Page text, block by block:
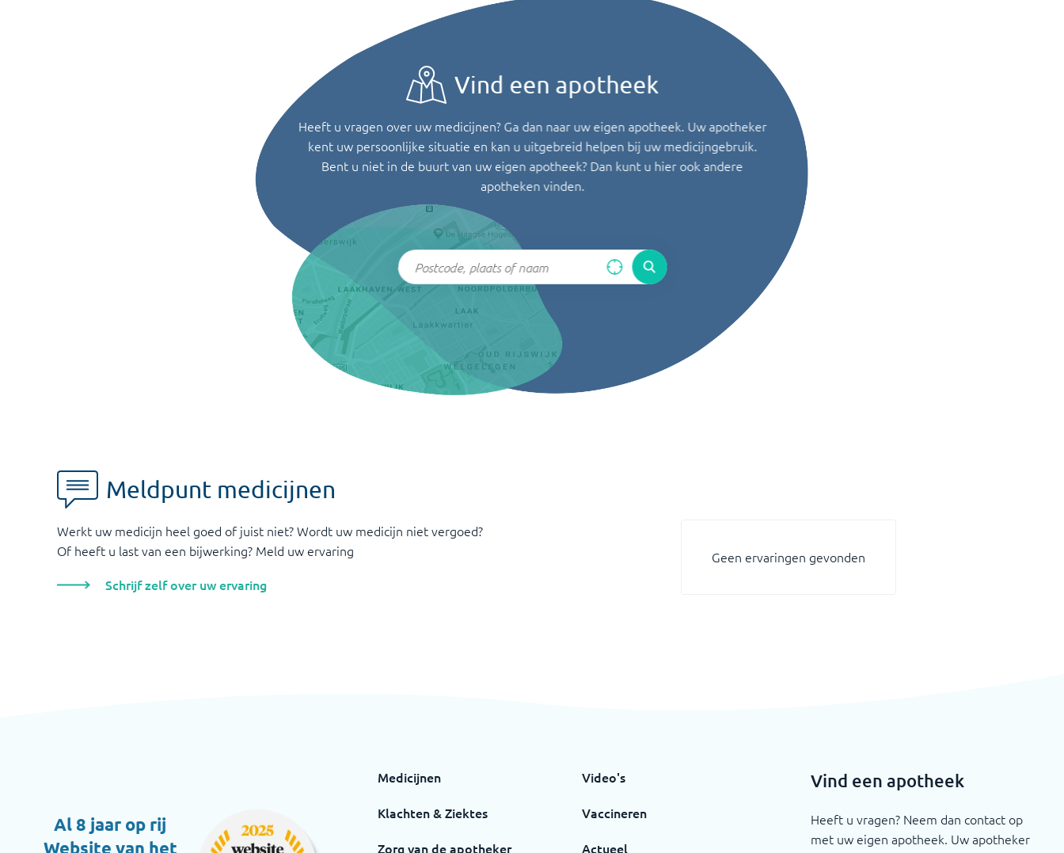
Vind een apotheek
Heeft u vragen over uw medicijnen? Ga dan naar uw eigen apotheek. Uw apotheker
kent uw persoonlijke situatie en kan u uitgebreid helpen bij uw medicijngebruik.
Bent u niet in de buurt van uw eigen apotheek? Dan kunt u hier ook andere
apotheken vinden.
Meldpunt medicijnen
Werkt uw medicijn heel goed of juist niet? Wordt uw medicijn niet vergoed?
Of heeft u last van een bijwerking? Meld uw ervaring
Schrijf zelf over uw ervaring
Geen ervaringen gevonden
Al 8 jaar op rij
Website van het
Medicijnen
Klachten & Ziektes
Zorg van de apotheker
Video's
Vaccineren
Actueel
Vind een apotheek
Heeft u vragen? Neem dan contact op
met uw eigen apotheek. Uw apotheker